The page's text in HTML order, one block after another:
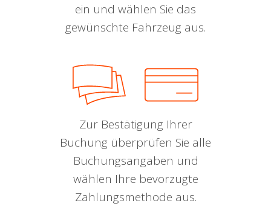
ein und wählen Sie das
gewünschte Fahrzeug aus.
Zur Bestätigung Ihrer
Buchung überprüfen Sie alle
Buchungsangaben und
wählen Ihre bevorzugte
Zahlungsmethode aus.